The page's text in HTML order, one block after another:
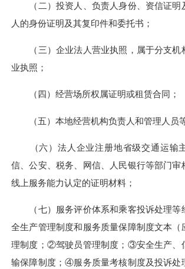
（二）投资人、负责人身份、资信证明
人的身份证明及其复印件和委托书；
（三）企业法人营业执照，属于分支机
业执照；
（四）经营场所权属证明或租赁合同；
（五）本地经营机构负责人和管理人员
（六）法人企业注册地省级交通运输
信、公安、税务、网信、人民银行等部门审
线上服务能力认定的证明材料；
（七）服务评价体系和乘客投诉处理等
全生产管理制度和服务质量保障制度文本
理制度；②驾驶员管理制度；③安全生产、
输保障制度；④服务质量考核制度及投诉处